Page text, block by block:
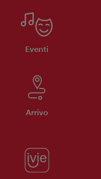
Eventi
Arrivo